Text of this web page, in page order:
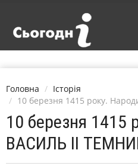
Головна
Історія
10 березня 1415 року.
10 березня 1415
ВАСИЛЬ II